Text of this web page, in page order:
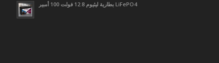
بطارية ليثيوم 12.8 فولت 100 أمبير LiFePO4